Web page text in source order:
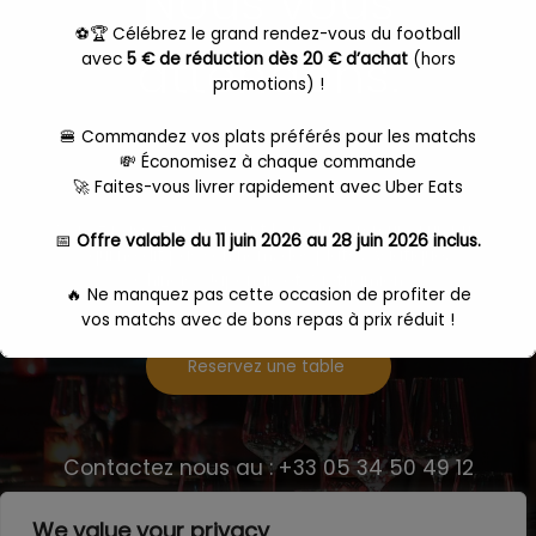
attendons.
Venez passez un moment hors du commun à un prix
qui ne dit pas son nom, des plats , Asiatique,
Reservez une table
Contactez nous au : +33 05 34 50 49 12
⚽🏆 Célébrez le grand rendez-vous du football
avec 5 € de réduction dès 20 € d’achat(hors
promotions) !
🍔 Commandez vos plats préférés pour les matchs
💸 Économisez à chaque commande
🚀 Faites-vous livrer rapidement avec Uber Eats
📅 Offre valable du 11 juin 2026 au 28 juin 2026 inclus.
🔥 Ne manquez pas cette occasion de profiter de
vos matchs avec de bons repas à prix réduit !
👉
Dépêchez-vous, l'offre expire le 28 juin 2026 à
23h59 !
Commandeici
Ceci fermera dans